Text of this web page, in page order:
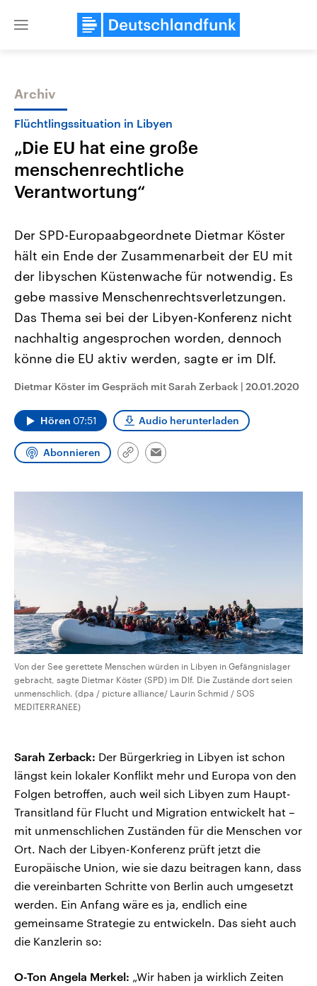
Close
Themen
2026
Alle Informationen
Sachsen-Anhalt wählt am 6.
September 2026 einen neuen
Landtag. Seit 2021 wird das
Bundesland von einer Koalition aus
Umfragen, Prognosen,
und Hintergründe zu den Parteien
Wahl.
Aktuelle Beiträge,
Hintergründe
Wirtschaftlich und
gehören die Vereinigten
den mächtigsten Ländern
mit großem Einfluss auf
Sendungen Programm Podcasts
Archiv
Flüchtlingssituation in Libyen
„Die EU hat eine große
menschenrechtliche
Verantwortung“
Der SPD-Europaabgeordnete Dietmar Köster
hält ein Ende der Zusammenarbeit der EU mit
der libyschen Küstenwache für notwendig. Es
gebe massive Menschenrechtsverletzungen.
Das Thema sei bei der Libyen-Konferenz nicht
nachhaltig angesprochen worden, dennoch
könne die EU aktiv werden, sagte er im Dlf.
Dietmar Köster im Gespräch mit Sarah Zerback | 20.01.2020
Hören 07:51 Audio herunterladen
Abonnieren
Link
Email
Von der See gerettete Menschen würden in Libyen in Gefängnislager
gebracht, sagte Dietmar Köster (SPD) im Dlf. Die Zustände dort seien
unmenschlich. (dpa / picture alliance/ Laurin Schmid / SOS
MEDITERRANEE)
Sarah Zerback: Der Bürgerkrieg in Libyen ist schon
längst kein lokaler Konflikt mehr und Europa von den
Folgen betroffen, auch weil sich Libyen zum Haupt-
Transitland für Flucht und Migration entwickelt hat –
mit unmenschlichen Zuständen für die Menschen vor
Ort. Nach der Libyen-Konferenz prüft jetzt die
Europäische Union, wie sie dazu beitragen kann, dass
die vereinbarten Schritte von Berlin auch umgesetzt
werden. Ein Anfang wäre es ja, endlich eine
gemeinsame Strategie zu entwickeln. Das sieht auch
die Kanzlerin so:
O-Ton Angela Merkel: „Wir haben ja wirklich Zeiten